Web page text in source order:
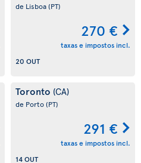
de Lisboa(PT)
270 €
taxas e impostos incl.
20 OUT
Toronto (CA)
de Porto(PT)
291 €
taxas e impostos incl.
14 OUT